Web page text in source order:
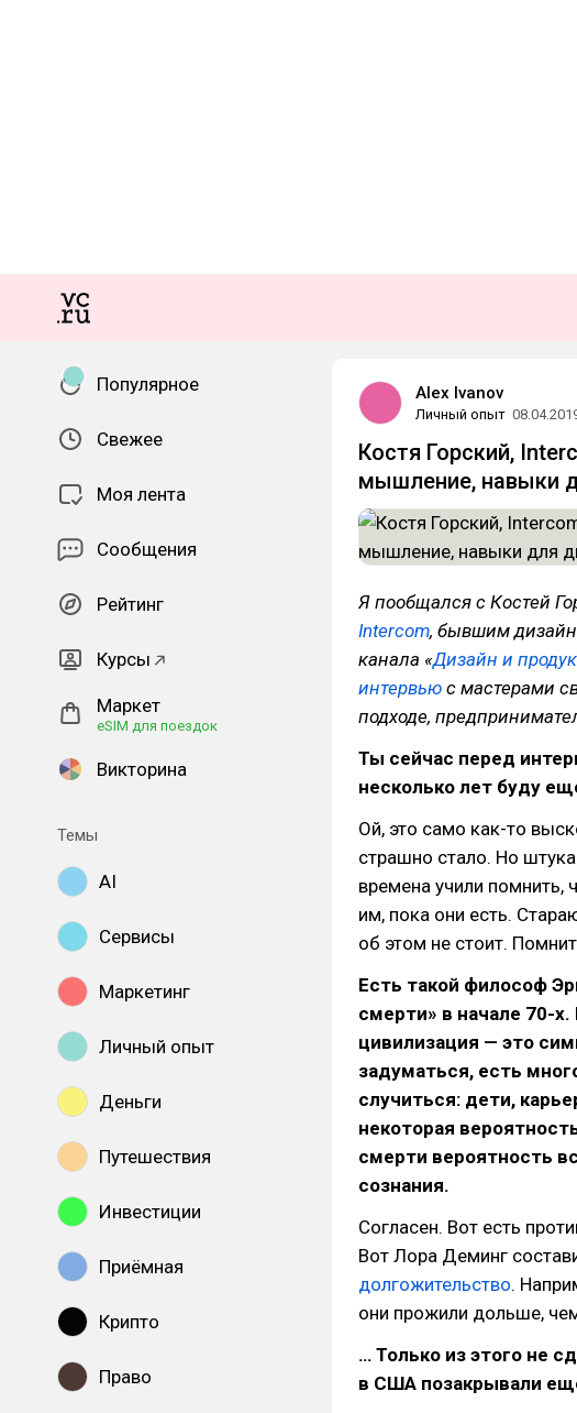
Популярное
Свежее
Моя лента
Сообщения
Рейтинг
Курсы
Маркет
eSIM для поездок
Викторина
Темы
AI
Сервисы
Маркетинг
Личный опыт
Деньги
Путешествия
Инвестиции
Приёмная
Крипто
Право
Alex Ivanov
Личный опыт
Костя Горский,
мышление, навыки
Я пообщался с Костей
Intercom, бывшим
канала «Дизайн и
интервью с мастерами
подходе,
Ты сейчас перед
несколько лет буду
Ой, это само как-то
страшно стало. Но
времена учили помнить,
им, пока они есть.
об этом не стоит.
Есть такой философ
смерти» в начале 70-х.
цивилизация — это
задуматься, есть
случиться: дети,
некоторая
смерти вероятность
сознания.
Согласен. Вот есть
Вот Лора Деминг
долгожительство.
они прожили дольше,
… Только из этого не
в США позакрывали